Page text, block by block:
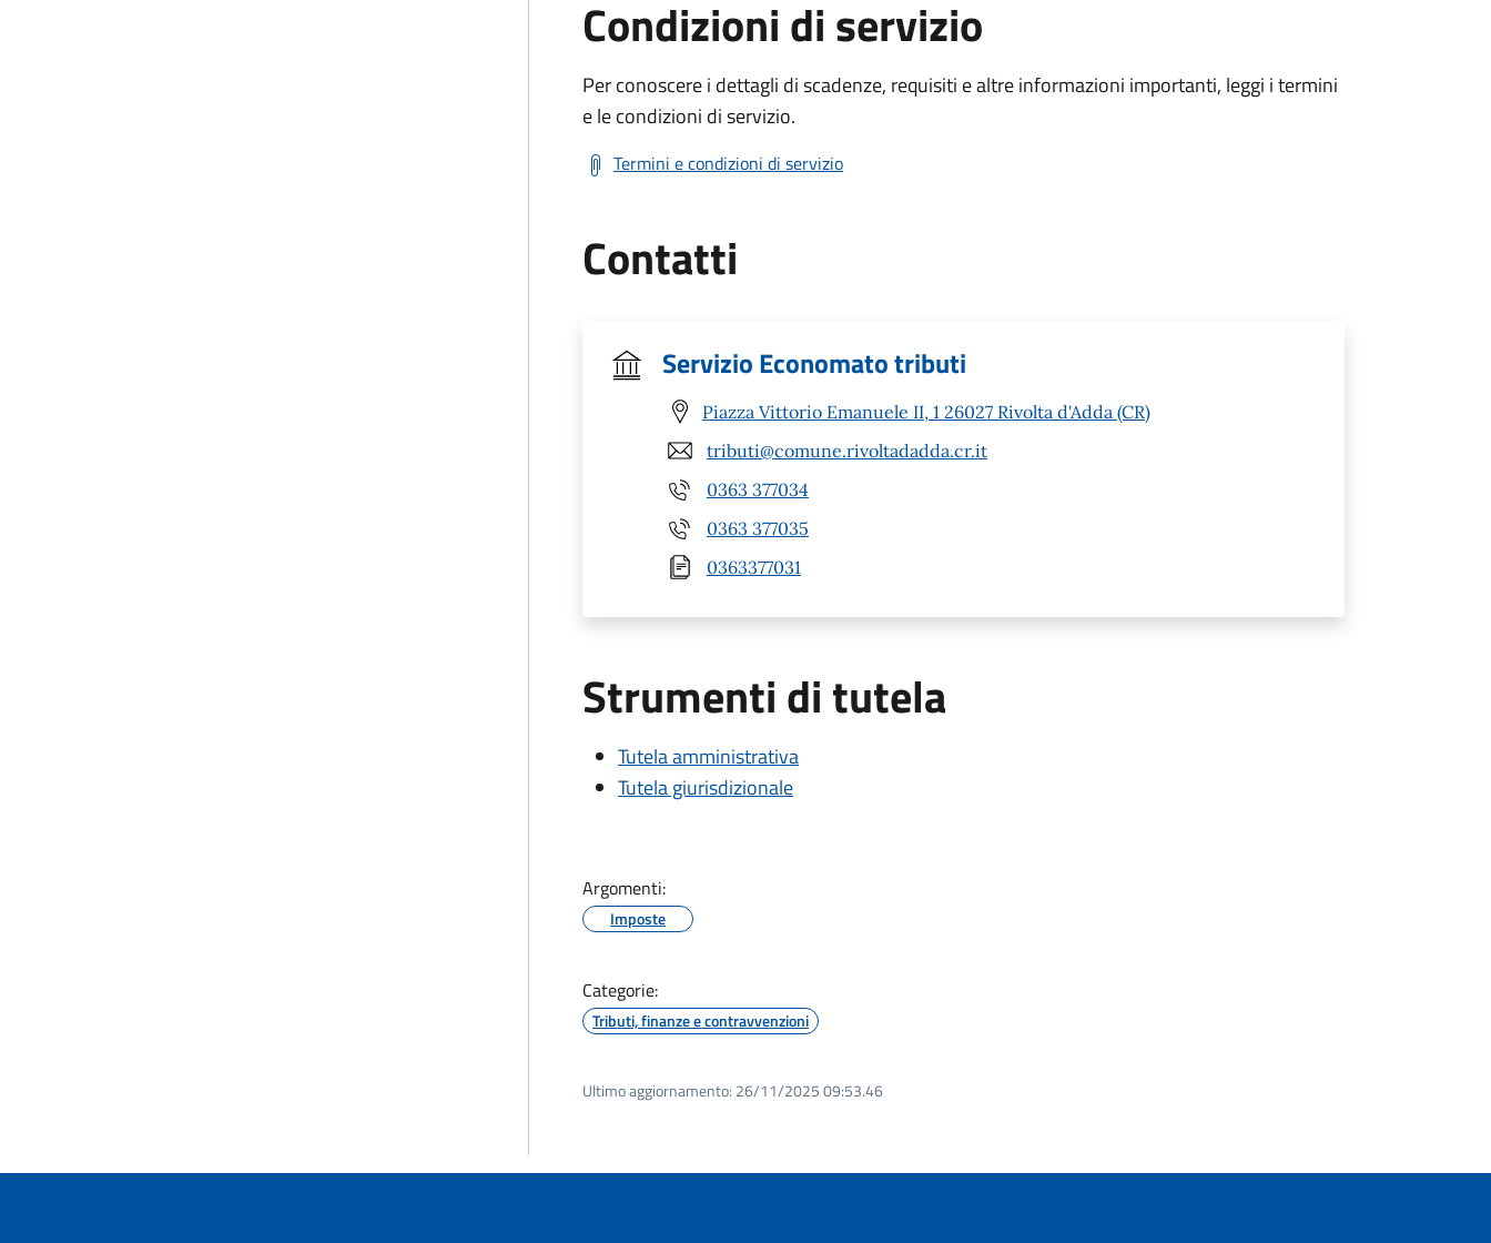
Condizioni di servizio
Per conoscere i dettagli di scadenze, requisiti e altre informazioni importanti, leggi i termini
e le condizioni di servizio.
Termini e condizioni di servizio
Contatti
Servizio Economato tributi
Piazza Vittorio Emanuele II, 1 26027 Rivolta d'Adda (CR)
tributi@comune.rivoltadadda.cr.it
0363 377034
0363 377035
0363377031
Strumenti di tutela
Tutela amministrativa
Tutela giurisdizionale
Argomenti:
Imposte
Categorie:
Tributi, finanze e contravvenzioni
Ultimo aggiornamento: 26/11/2025 09:53.46